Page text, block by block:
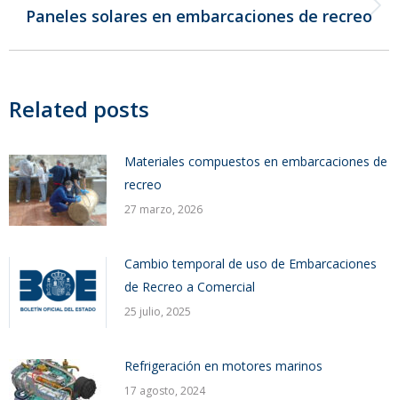
Publicación
Paneles solares en embarcaciones de recreo
Related posts
Materiales compuestos en embarcaciones de
recreo
27 marzo, 2026
Cambio temporal de uso de Embarcaciones
de Recreo a Comercial
25 julio, 2025
Refrigeración en motores marinos
17 agosto, 2024